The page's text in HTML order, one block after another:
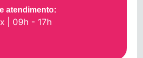
atendimento:
| 09h - 17h